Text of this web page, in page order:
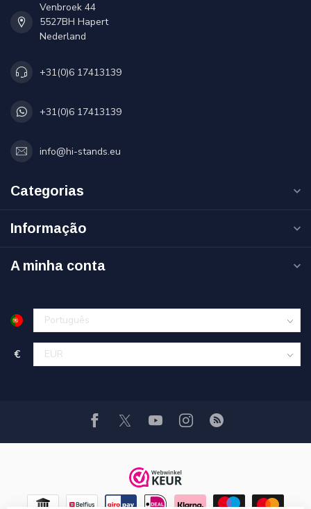
Venbroek 44
5527BH Hapert
Nederland
+31(0)6 17413139
+31(0)6 17413139
info@hi-stands.eu
Categorias
Informação
A minha conta
€